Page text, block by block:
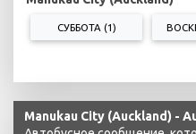
СУББОТА (1)
Manukau City (Auckland) -